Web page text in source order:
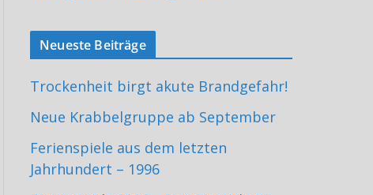
Neueste Beiträge
Trockenheit birgt akute Brandgefahr!
Neue Krabbelgruppe ab September
Ferienspiele aus dem letzten
Jahrhundert – 1996